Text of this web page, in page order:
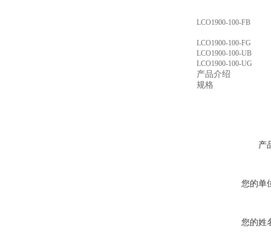
LCO1900-100-FB
LCO1900-100-FG
LCO1900-100-UB
LCO1900-100-UG
产品介绍
规格
产
您的单
您的姓